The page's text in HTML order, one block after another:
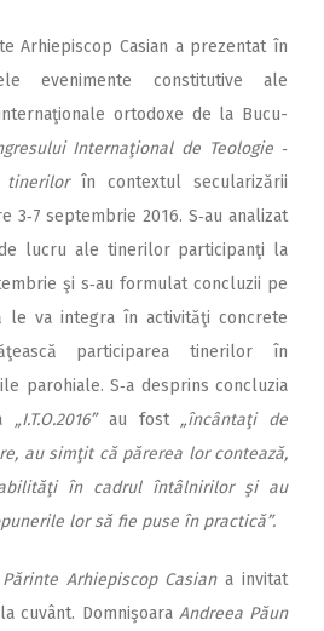
Arhiepiscop Casian a prezentat în
evenimente constitutive ale
ortodoxe de la Bucu­
Inter­­naţional de Teologie ‑
tinerilor în contextul secularizării
3‑7 septembrie 2016. S‑au analizat
lucru ale tinerilor participanţi la
şi s‑au formulat concluzii pe
le va integra în activităţi concrete
participarea tinerilor în
parohiale. S‑a desprins concluzia
„I.T.O.2016”au fost „încântaţi de
au simţit că părerea lor contează,
în cadrul întâl­nirilor şi au
lorsă fie puse în practică”.
Arhi­episcop Casiana invitat
cuvânt. Domnişoara Andreea Păun